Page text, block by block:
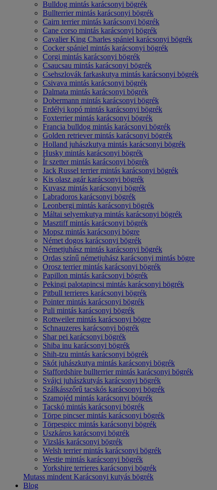
Bulldog mintás karácsonyi bögrék
Bullterrier mintás karácsonyi bögrék
Cairn terrier mintás karácsonyi bögrék
Cane corso mintás karácsonyi bögrék
Cavalier King Charles spániel karácsonyi bögrék
Cocker spániel mintás karácsonyi bögrék
Corgi mintás karácsonyi bögrék
Csaucsau mintás karácsonyi bögrék
Csehszlovák farkaskutya mintás karácsonyi bögrék
Csivava mintás karácsonyi bögrék
Dalmata mintás karácsonyi bögrék
Dobermann mintás karácsonyi bögrék
Erdélyi kopó mintás karácsonyi bögrék
Foxterrier mintás karácsonyi bögrék
Francia bulldog mintás karácsonyi bögrék
Golden retriever mintás karácsonyi bögrék
Holland juhászkutya mintás karácsonyi bögrék
Husky mintás karácsonyi bögrék
Ír szetter mintás karácsonyi bögrék
Jack Russel terrier mintás karácsonyi bögrék
Kis olasz agár karácsonyi bögrék
Kuvasz mintás karácsonyi bögrék
Labradoros karácsonyi bögrék
Leonbergi mintás karácsonyi bögrék
Máltai selyemkutya mintás karácsonyi bögrék
Masztiff mintás karácsonyi bögrék
Mopsz mintás karácsonyi bögre
Német dogos karácsonyi bögrék
Németjuhász mintás karácsonyi bögrék
Ordas színű németjuhász karácsonyi mintás bögre
Orosz terrier mintás karácsonyi bögrék
Papillon mintás karácsonyi bögrék
Pekingi palotapincsi mintás karácsonyi bögrék
Pitbull terrieres karácsonyi bögrék
Pointer mintás karácsonyi bögrék
Puli mintás karácsonyi bögrék
Rottweiler mintás karácsonyi bögre
Schnauzeres karácsonyi bögrék
Shar pei karácsonyi bögrék
Shiba inu karácsonyi bögrék
Shih-tzu mintás karácsonyi bögrék
Skót juhászkutya mintás karácsonyi bögrék
Staffordshire bullterrier mintás karácsonyi bögrék
Svájci juhászkutyás karácsonyi bögrék
Szálkásszőrű tacskós karácsonyi bögrék
Szamojéd mintás karácsonyi bögrék
Tacskó mintás karácsonyi bögrék
Törpe pincser mintás karácsonyi bögrék
Törpespicc mintás karácsonyi bögrék
Uszkáros karácsonyi bögrék
Vizslás karácsonyi bögrék
Welsh terrier mintás karácsonyi bögrék
Westie mintás karácsonyi bögrék
Yorkshire terrieres karácsonyi bögrék
Mutass mindent Karácsonyi kutyás bögrék
Blog